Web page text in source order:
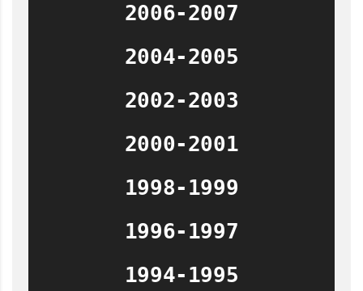
2006-2007
2004-2005
2002-2003
2000-2001
1998-1999
1996-1997
1994-1995